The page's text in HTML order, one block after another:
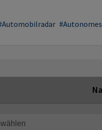
Automobilradar